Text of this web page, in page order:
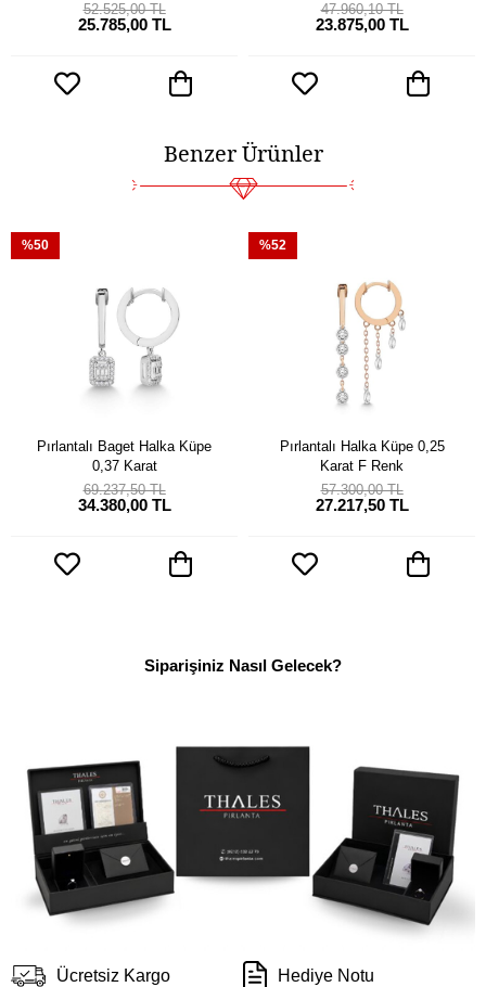
25.785,00 TL
52.525,00 TL
23.875,00 TL
47.960,10 TL
Benzer Ürünler
Pırlantalı Baget Halka Küpe
0,37 Karat
34.380,00 TL
69.237,50 TL
%50
Pırlantalı Halka Küpe 0,25
Karat F Renk
27.217,50 TL
57.300,00 TL
%52
Siparişiniz Nasıl Gelecek?
Ücretsiz Kargo Hediye Notu